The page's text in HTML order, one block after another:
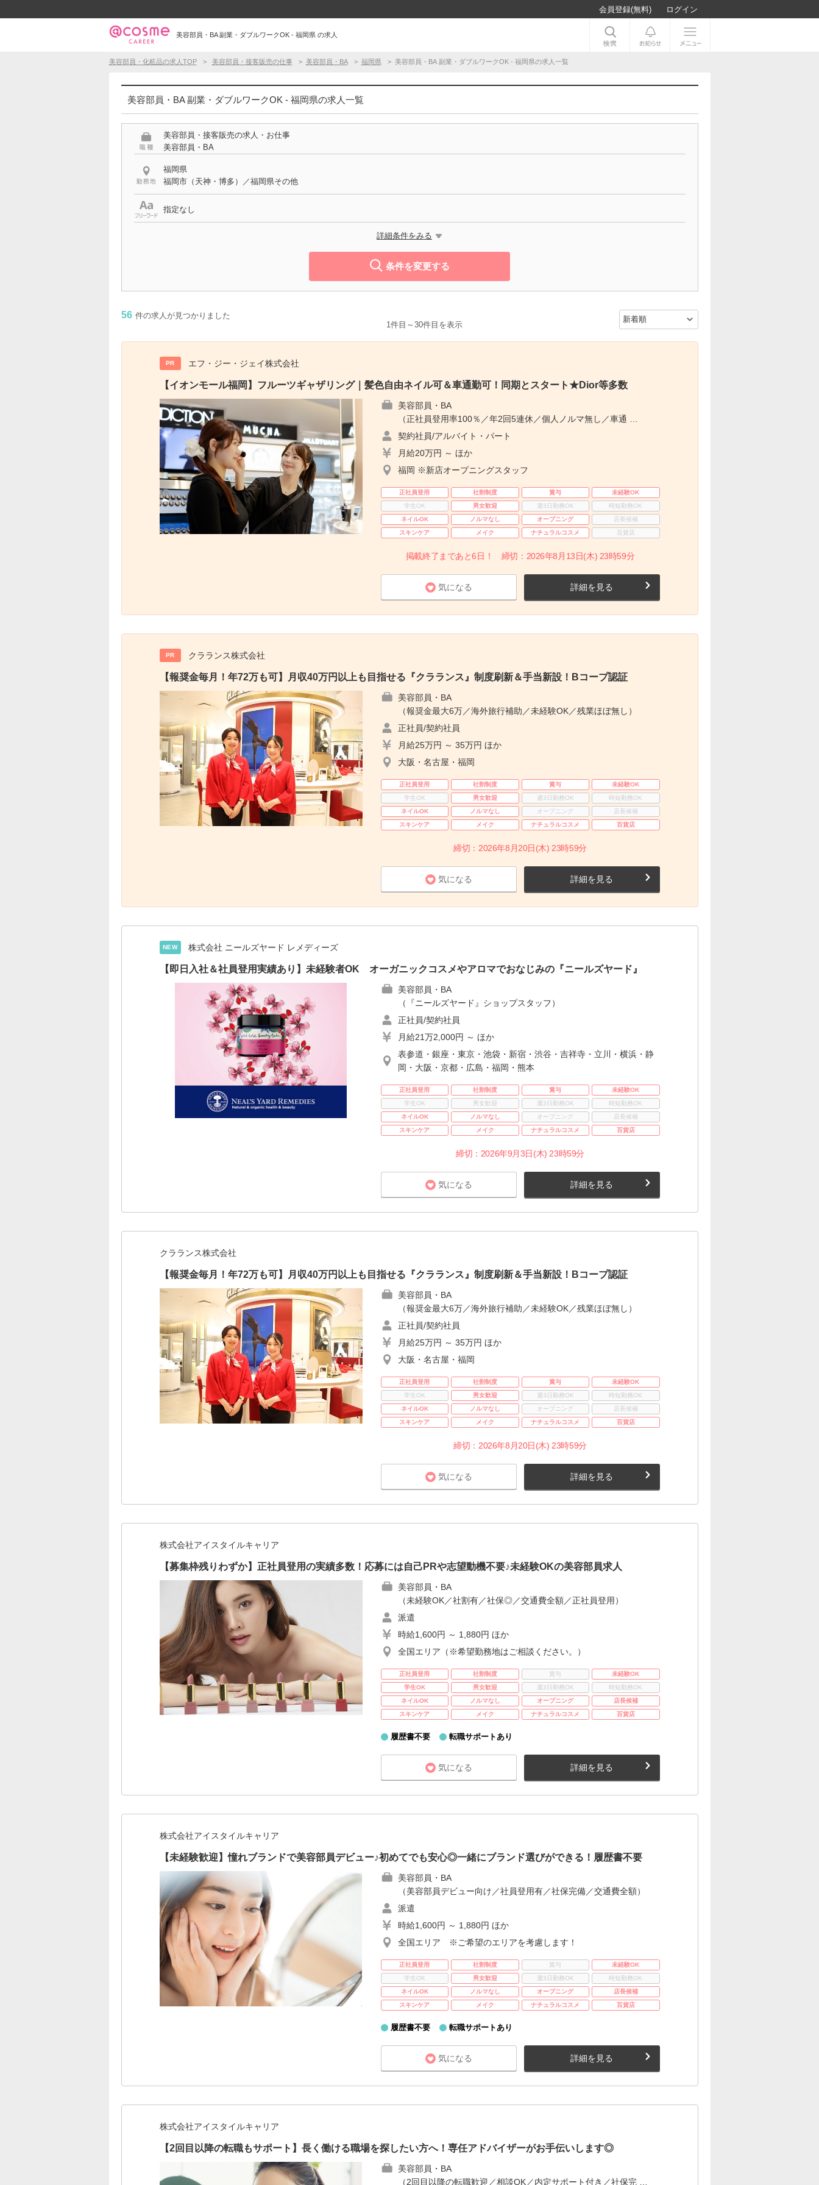
会員登録(無料) ログイン
美容部員・BA 副業・ダブルワークOK - 福岡県 の求人
美容部員・化粧品の求人TOP 美容部員・接客販売の仕事 美容部員・BA 福岡県 美容部員・BA 副業・ダブルワークOK - 福岡県の求人一覧
美容部員・BA 副業・ダブルワークOK - 福岡県の求人一覧
美容部員・接客販売の求人・お仕事
美容部員・BA
福岡県
福岡市（天神・博多）／福岡県その他
指定なし
詳細条件をみる
条件を変更する
56 件の求人が見つかりました
1件目～30件目を表示
PR エフ・ジー・ジェイ株式会社
【イオンモール福岡】フルーツギャザリング｜髪色自由ネイル可＆車通勤可！同期とスタート★Dior等多数
美容部員・BA
（正社員登用率100％／年2回5連休／個人ノルマ無し／車通 …
契約社員/アルバイト・パート
月給20万円 ～ ほか
福岡 ※新店オープニングスタッフ
正社員登用 社割制度 賞与
未経験OK
学生OK
男女歓迎 週3日勤務OK
時短勤務OK
ネイルOK
ノルマなし オープニング
店長候補
スキンケア
メイク ナチュラルコスメ 百貨店
掲載終了まであと6日！ 締切：2026年8月13日(木) 23時59分
気になる 詳細を見る
PR クラランス株式会社
【報奨金毎月！年72万も可】月収40万円以上も目指せる『クラランス』制度刷新＆手当新設！Bコープ認証
美容部員・BA
（報奨金最大6万／海外旅行補助／未経験OK／残業ほぼ無し）
正社員/契約社員
月給25万円 ～ 35万円 ほか
大阪・名古屋・福岡
正社員登用 社割制度 賞与
未経験OK
学生OK
男女歓迎 週3日勤務OK
時短勤務OK
ネイルOK
ノルマなし オープニング
店長候補
スキンケア
メイク ナチュラルコスメ 百貨店
締切：2026年8月20日(木) 23時59分
気になる 詳細を見る
NEW 株式会社 ニールズヤード レメディーズ
【即日入社＆社員登用実績あり】未経験者OK オーガニックコスメやアロマでおなじみの『ニールズヤード』
美容部員・BA
（『ニールズヤード』ショップスタッフ）
正社員/契約社員
月給21万2,000円 ～ ほか
表参道・銀座・東京・池袋・新宿・渋谷・吉祥寺・立川・横浜・静
岡・大阪・京都・広島・福岡・熊本
正社員登用 社割制度 賞与
未経験OK
学生OK
男女歓迎 週3日勤務OK
時短勤務OK
ネイルOK
ノルマなし オープニング
店長候補
スキンケア
メイク ナチュラルコスメ 百貨店
締切：2026年9月3日(木) 23時59分
気になる 詳細を見る
クラランス株式会社
【報奨金毎月！年72万も可】月収40万円以上も目指せる『クラランス』制度刷新＆手当新設！Bコープ認証
美容部員・BA
（報奨金最大6万／海外旅行補助／未経験OK／残業ほぼ無し）
正社員/契約社員
月給25万円 ～ 35万円 ほか
大阪・名古屋・福岡
正社員登用 社割制度 賞与
未経験OK
学生OK
男女歓迎 週3日勤務OK
時短勤務OK
ネイルOK
ノルマなし オープニング
店長候補
スキンケア
メイク ナチュラルコスメ 百貨店
締切：2026年8月20日(木) 23時59分
気になる 詳細を見る
株式会社アイスタイルキャリア
【募集枠残りわずか】正社員登用の実績多数！応募には自己PRや志望動機不要♪未経験OKの美容部員求人
美容部員・BA
（未経験OK／社割有／社保◎／交通費全額／正社員登用）
派遣
時給1,600円 ～ 1,880円 ほか
全国エリア（※希望勤務地はご相談ください。）
正社員登用 社割制度 賞与
未経験OK
学生OK
男女歓迎 週3日勤務OK
時短勤務OK
ネイルOK
ノルマなし オープニング
店長候補
スキンケア
メイク ナチュラルコスメ 百貨店
履歴書不要 転職サポートあり
気になる 詳細を見る
株式会社アイスタイルキャリア
【未経験歓迎】憧れブランドで美容部員デビュー♪初めてでも安心◎一緒にブランド選びができる！履歴書不要
美容部員・BA
（美容部員デビュー向け／社員登用有／社保完備／交通費全額）
派遣
時給1,600円 ～ 1,880円 ほか
全国エリア ※ご希望のエリアを考慮します！
正社員登用 社割制度 賞与
未経験OK
学生OK
男女歓迎 週3日勤務OK
時短勤務OK
ネイルOK
ノルマなし オープニング
店長候補
スキンケア
メイク ナチュラルコスメ 百貨店
履歴書不要 転職サポートあり
気になる 詳細を見る
株式会社アイスタイルキャリア
【2回目以降の転職もサポート】長く働ける職場を探したい方へ！専任アドバイザーがお手伝いします◎
美容部員・BA
（2回目以降の転職歓迎／相談OK／内定サポート付き／社保完 …